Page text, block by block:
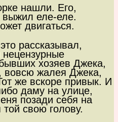
нашли. Его,
еле-еле.
двигаться.
рассказывал,
нецензурные
хозяев Джека,
жалея Джека,
же вскоре привык. И
даму на улице,
позади себя на
свою голову.